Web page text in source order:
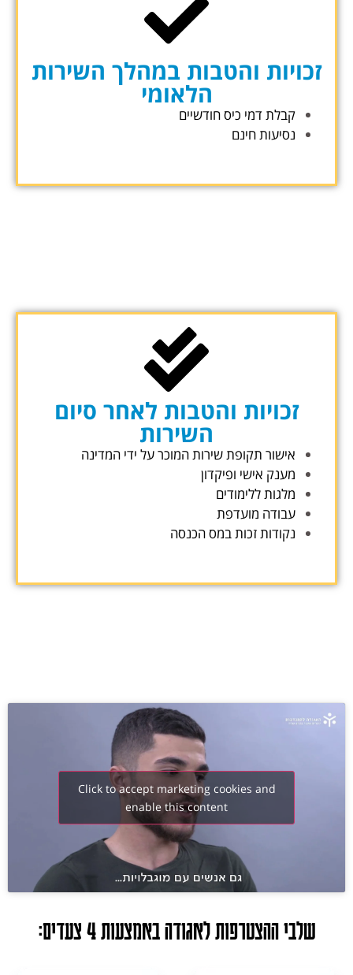
זכויות והטבות במהלך השירות
הלאומי
קבלת דמי כיס חודשיים
נסיעות חינם
זכויות והטבות לאחר סיום
השירות
אישור תקופת שירות המוכר על ידי המדינה
מענק אישי ופיקדון
מלגות ללימודים
עבודה מועדפת
נקודות זכות במס הכנסה
Click to accept marketing cookies and
enable this content
שלבי ההצטרפות לאגודה באמצעות 4 צעדים: